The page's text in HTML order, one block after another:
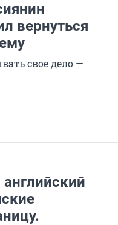
вернуться
свое дело —